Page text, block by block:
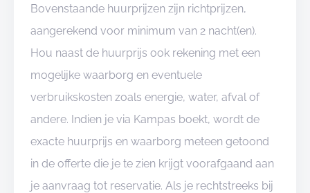
Bovenstaande huurprijzen zijn richtprijzen,
aangerekend voor minimum van 2 nacht(en).
Hou naast de huurprijs ook rekening met een
mogelijke waarborg en eventuele
verbruikskosten zoals energie, water, afval of
andere. Indien je via Kampas boekt, wordt de
exacte huurprijs en waarborg meteen getoond
in de offerte die je te zien krijgt voorafgaand aan
je aanvraag tot reservatie. Als je rechtstreeks bij